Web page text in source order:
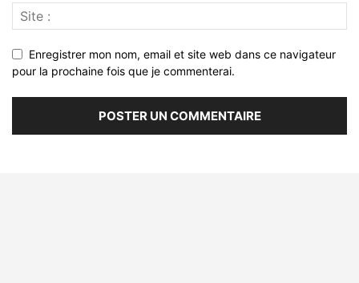
Enregistrer mon nom, email et site web dans ce navigateur
pour la prochaine fois que je commenterai.